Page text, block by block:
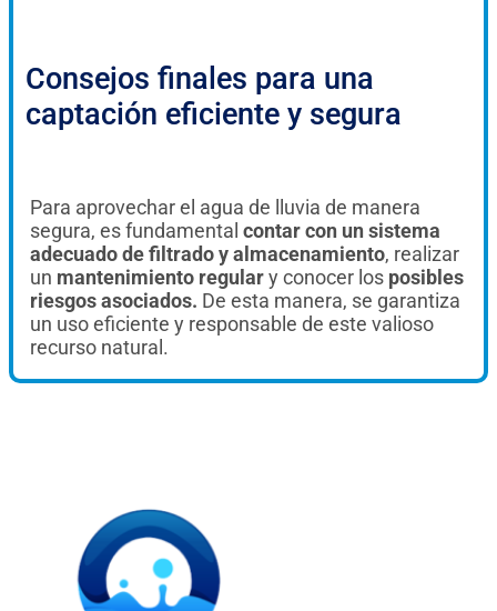
Consejos finales para una
captación eficiente y segura
Para aprovechar el agua de lluvia de manera
segura, es fundamental contar con un sistema
adecuado de filtrado y almacenamiento, realizar
un mantenimiento regulary conocer los posibles
riesgos asociados. De esta manera, se garantiza
un uso eficiente y responsable de este valioso
recurso natural.